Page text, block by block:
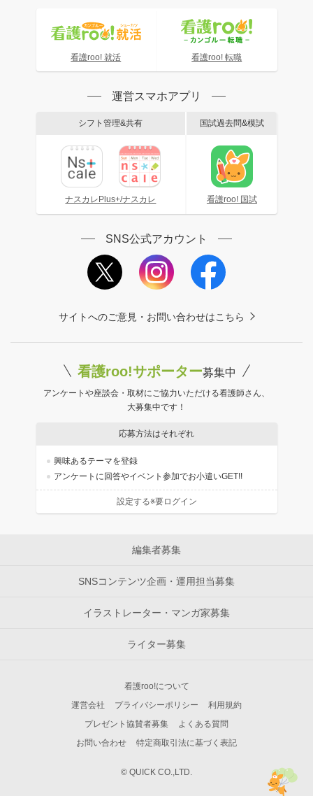
看護roo! 就活 看護roo! 転職
運営スマホアプリ
シフト管理&共有
ナスカレPlus+/ナスカレ
国試過去問&模試
看護roo! 国試
SNS公式アカウント
サイトへのご意見・お問い合わせはこちら
看護roo!サポーター募集中
アンケートや座談会・取材にご協力いただける看護師さん、
大募集中です！
応募方法はそれぞれ
興味あるテーマを登録
アンケートに回答やイベント参加でお小遣いGET!!
設定する※要ログイン
編集者募集
SNSコンテンツ企画・運用担当募集
イラストレーター・マンガ家募集
ライター募集
看護roo!について
運営会社
プライバシーポリシー
利用規約
プレゼント協賛者募集
よくある質問
お問い合わせ
特定商取引法に基づく表記
© QUICK CO.,LTD.